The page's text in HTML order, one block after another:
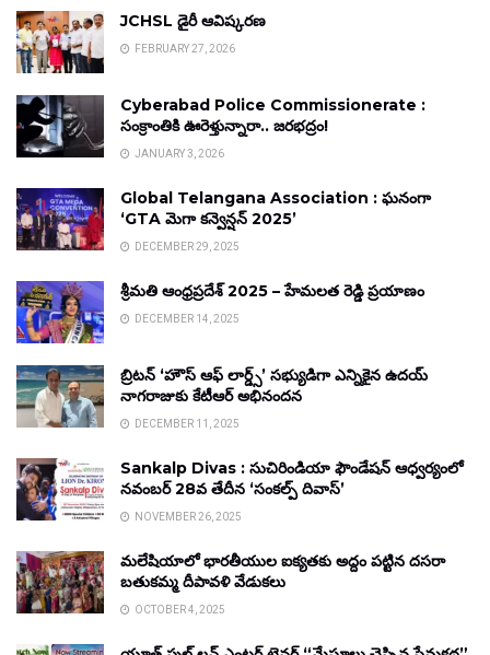
JCHSL డైరీ ఆవిష్కరణ
FEBRUARY 27, 2026
Cyberabad Police Commissionerate :
సంక్రాంతికి ఊరెళ్తున్నారా.. జరభద్రం!
JANUARY 3, 2026
Global Telangana Association : ఘనంగా
‘GTA మెగా కన్వెన్షన్ 2025’
DECEMBER 29, 2025
శ్రీమతి ఆంధ్రప్రదేశ్ 2025 – హేమలత రెడ్డి ప్రయాణం
DECEMBER 14, 2025
బ్రిటన్ ‘హౌస్ ఆఫ్ లార్డ్స్’ సభ్యుడిగా ఎన్నికైన ఉదయ్
నాగరాజుకు కేటీఆర్ అభినందన
DECEMBER 11, 2025
Sankalp Divas : సుచిరిండియా ఫౌండేషన్ ఆధ్వర్యంలో
నవంబర్ 28వ తేదీన ‘సంకల్ప్ దివాస్’
NOVEMBER 26, 2025
మలేషియాలో భారతీయుల ఐక్యతకు అద్దం పట్టిన దసరా
బతుకమ్మ దీపావళి వేడుకలు
OCTOBER 4, 2025